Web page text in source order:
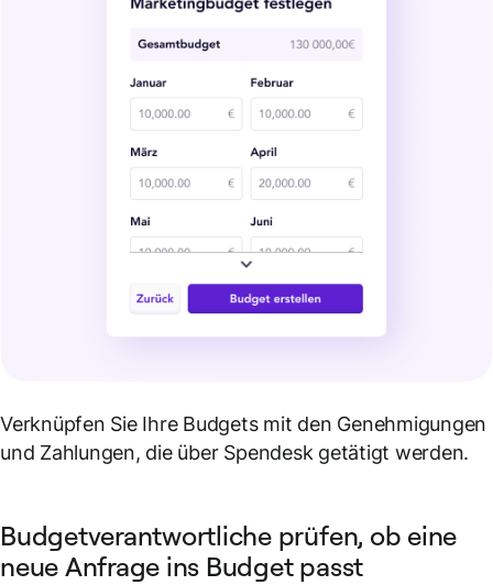
Verknüpfen Sie Ihre Budgets mit den Genehmigungen
und Zahlungen, die über Spendesk getätigt werden.
Budgetverantwortliche prüfen, ob eine
neue Anfrage ins Budget passt